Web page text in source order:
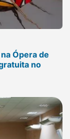
Ópera de
no